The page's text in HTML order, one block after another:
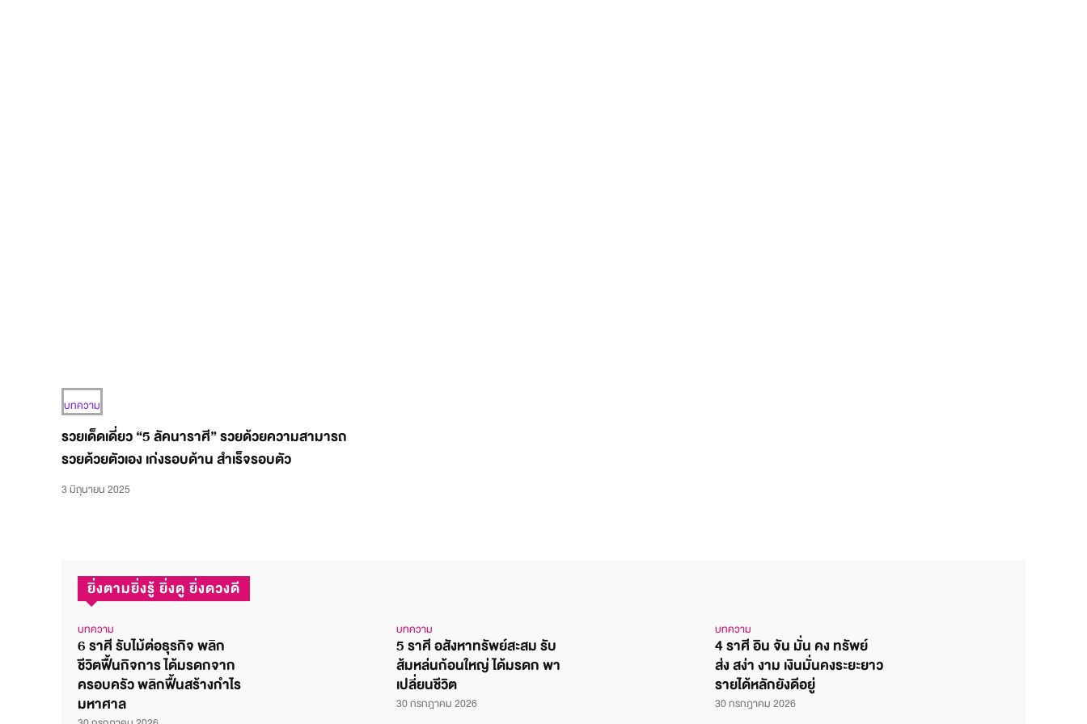
บทความ
รวยเด็ดเดี่ยว “5 ลัคนาราศี” รวยด้วยความสามารถ
รวยด้วยตัวเอง เก่งรอบด้าน สำเร็จรอบตัว
3 มิถุนายน 2025
ยิ่งตามยิ่งรู้ ยิ่งดู ยิ่งดวงดี
บทความ
6 ราศี รับไม้ต่อธุรกิจ พลิก
ชีวิตฟื้นกิจการ ได้มรดกจาก
ครอบครัว พลิกฟื้นสร้างกำไร
มหาศาล
บทความ
5 ราศี อสังหาทรัพย์สะสม รับ
ส้มหล่นก้อนใหญ่ ได้มรดก พา
เปลี่ยนชีวิต
30 กรกฎาคม 2026
บทความ
4 ราศี อิน จัน มั่น คง ทรัพย์
ส่ง สง่า งาม เงินมั่นคงระยะยาว
รายได้หลักยังดีอยู่
30 กรกฎาคม 2026